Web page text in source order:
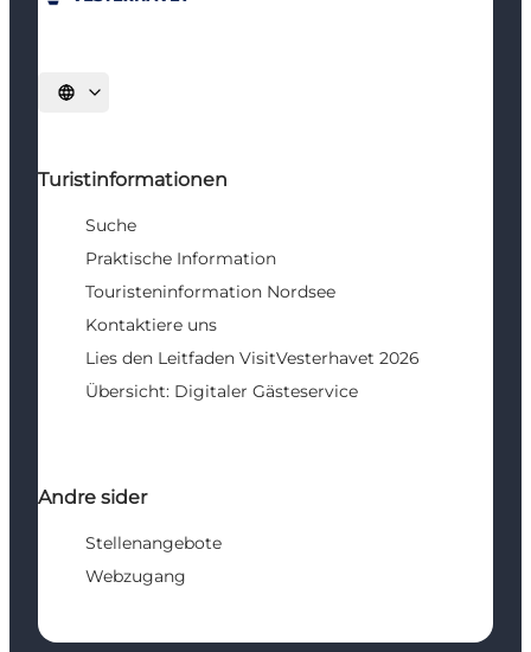
Sprache auswählen
Turistinformationen
Suche
Praktische Information
Touristeninformation Nordsee
Kontaktiere uns
Lies den Leitfaden VisitVesterhavet 2026
Übersicht: Digitaler Gästeservice
Andre sider
Stellenangebote
Webzugang